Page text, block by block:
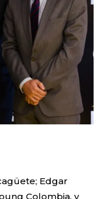
Edgar
Colombia, y